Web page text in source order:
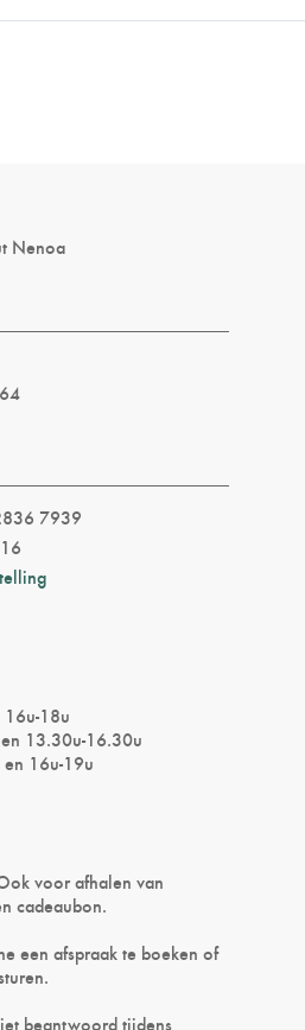
Nenoa
7939
16u-18u
13.30u-16.30u
16u-19u
voor afhalen van
cadeaubon.
een afspraak te boeken of
beantwoord tijdens